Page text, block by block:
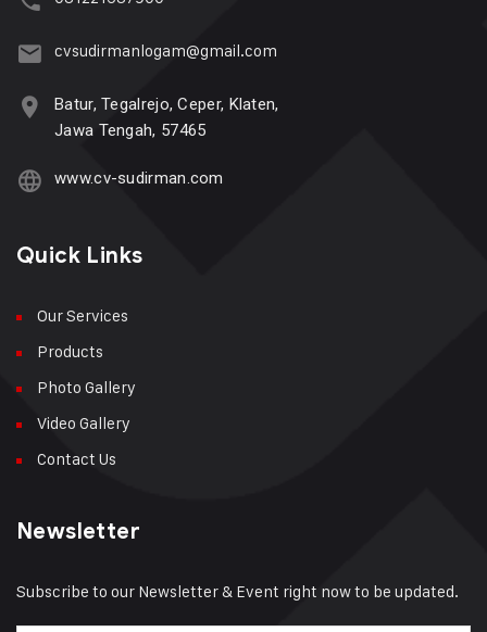
cvsudirmanlogam@gmail.com
Batur, Tegalrejo, Ceper, Klaten,
Jawa Tengah, 57465
www.cv-sudirman.com
Quick Links
Our Services
Products
Photo Gallery
Video Gallery
Contact Us
Newsletter
Subscribe to our Newsletter & Event right now to be updated.